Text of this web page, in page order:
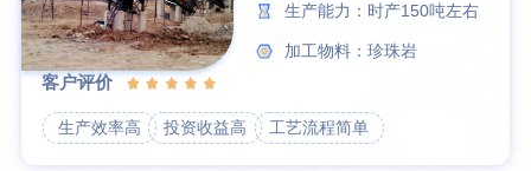
生产能力：时产150吨左右
加工物料：珍珠岩
客户评价
生产效率高 投资收益高 工艺流程简单